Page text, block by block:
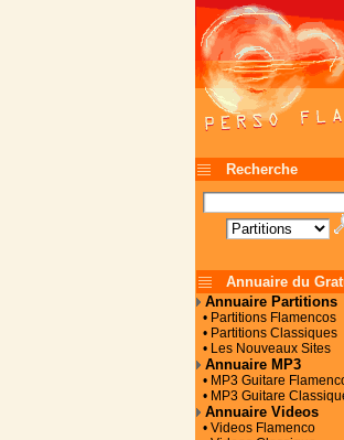
Recherche
Annuaire du
Annuaire Partitions
• Partitions Flamencos
• Partitions Classiques
• Les Nouveaux Sites
Annuaire MP3
• MP3 Guitare
• MP3 Guitare
Annuaire Videos
• Videos Flamenco